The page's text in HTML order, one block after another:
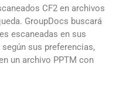
CF2 en archivos
GroupDocs buscará
escaneadas en sus
según sus preferencias,
un archivo PPTM con